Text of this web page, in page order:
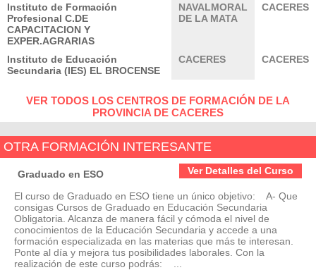
Instituto de Formación
Profesional C.DE
CAPACITACION Y
EXPER.AGRARIAS
NAVALMORAL
DE LA MATA
CACERES
Instituto de Educación
Secundaria (IES) EL BROCENSE
CACERES CACERES
VER TODOS LOS CENTROS DE FORMACIÓN DE LA
PROVINCIA DE CACERES
OTRA FORMACIÓN INTERESANTE
Ver Detalles del Curso
Graduado en ESO
El curso de Graduado en ESO tiene un único objetivo: A- Que
consigas Cursos de Graduado en Educación Secundaria
Obligatoria. Alcanza de manera fácil y cómoda el nivel de
conocimientos de la Educación Secundaria y accede a una
formación especializada en las materias que más te interesan.
Ponte al día y mejora tus posibilidades laborales. Con la
realización de este curso podrás: ...